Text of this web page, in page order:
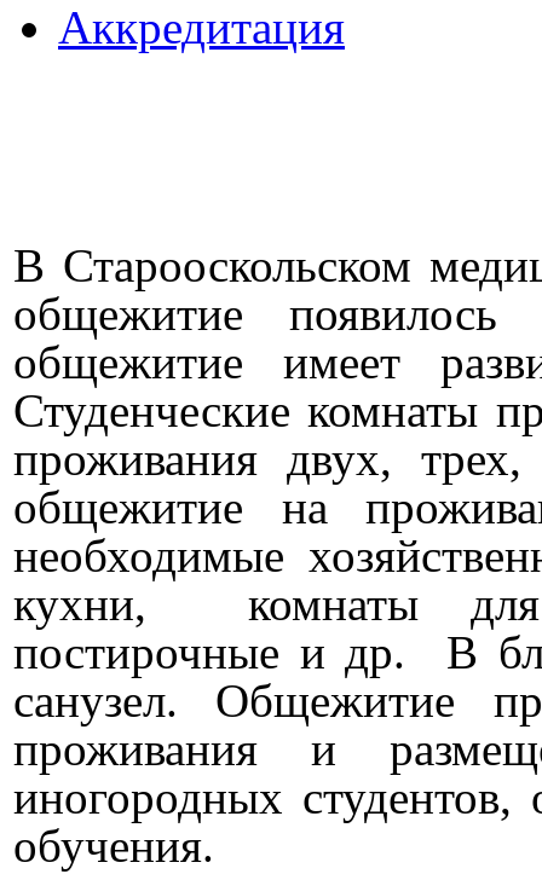
Аккредитация
В Старооскольском
общежитие
общежитие имеет
Студенческие комнаты
проживания двух,
общежитие на
необходимые
кухни, комнаты для
постирочные и др. В
санузел. Общежитие
проживания и
иногородных
обучения.